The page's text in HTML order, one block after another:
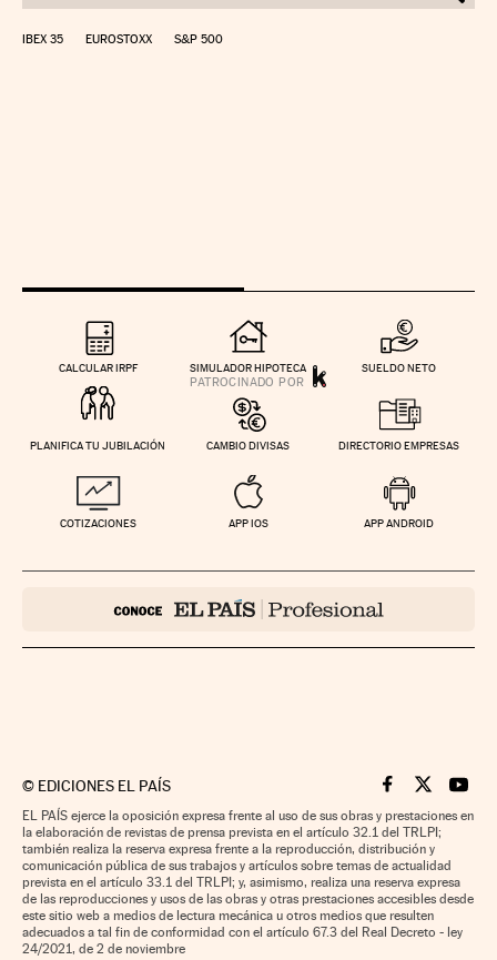
IBEX 35 EUROSTOXX S&P 500
CALCULAR IRPF SIMULADOR HIPOTECA SUELDO NETO
PLANIFICA TU JUBILACIÓN CAMBIO DIVISAS DIRECTORIO EMPRESAS
COTIZACIONES APP IOS APP ANDROID
© EDICIONES EL PAÍS Cinco Días en
Cinco Días
Cinco
EL PAÍS ejerce la oposición expresa frente al uso de sus obras y prestaciones en
la elaboración de revistas de prensa prevista en el artículo 32.1 del TRLPI;
también realiza la reserva expresa frente a la reproducción, distribución y
comunicación pública de sus trabajos y artículos sobre temas de actualidad
prevista en el artículo 33.1 del TRLPI; y, asimismo, realiza una reserva expresa
de las reproducciones y usos de las obras y otras prestaciones accesibles desde
este sitio web a medios de lectura mecánica u otros medios que resulten
adecuados a tal fin de conformidad con el artículo 67.3 del Real Decreto - ley
24/2021, de 2 de noviembre